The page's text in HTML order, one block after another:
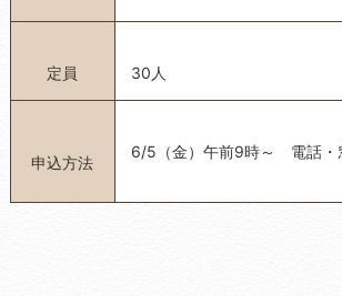
定員 30人
申込方法
6/5（金）午前9時～ 電話・